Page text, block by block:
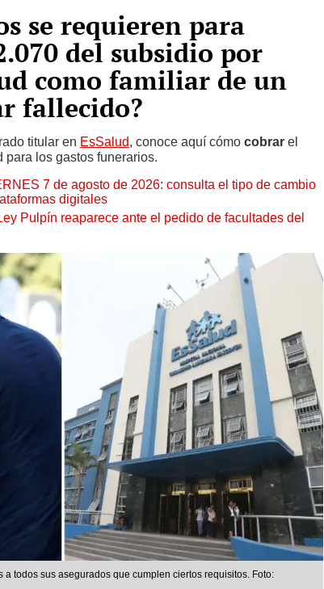
se requieren para
del subsidio por
como familiar de un
fallecido?
titular en EsSalud, conoce aquí cómo cobrar el
para los gastos funerarios.
7 de agosto de 2026: consulta el tipo de cambio
digitales
Pulpín reaparece ante el pedido de facultades del
todos sus asegurados que cumplen ciertos requisitos. Foto: